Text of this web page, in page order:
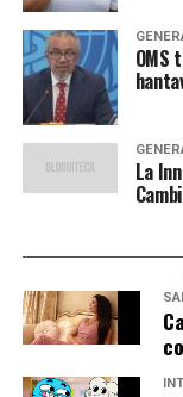
Gianluigi
Manuel
Jan Oblak
Mile Svilar
Defensores
Jonathan
Andrei
Dean
OMS
La